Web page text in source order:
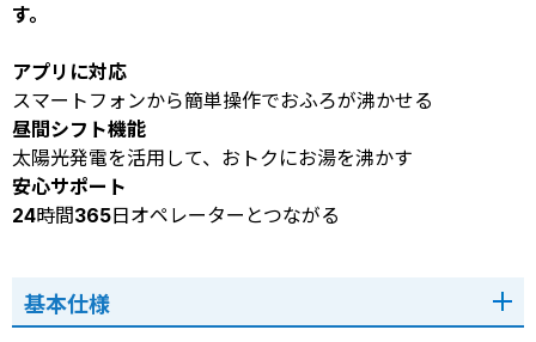
す。
アプリに対応
スマートフォンから簡単操作でおふろが沸かせる
昼間シフト機能
太陽光発電を活用して、おトクにお湯を沸かす
安心サポート
24時間365日オペレーターとつながる
基本仕様